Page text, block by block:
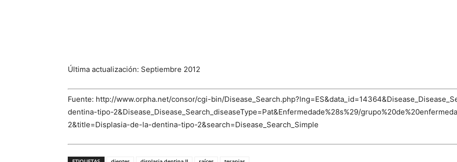
Última actualización: Septiembre 2012
Fuente: http://www.orpha.net/consor/cgi-bin/
dentina-tipo-2&Disease_Disease_Search_diseaseType=Pat&Enfermedade%28s%29/
2&title=Displasia-de-la-dentina-tipo-2&search=Disease_Search_Simple